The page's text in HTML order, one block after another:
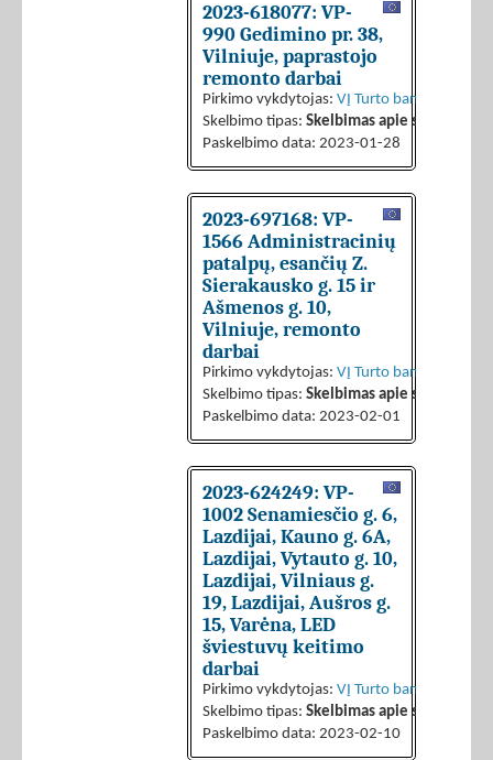
2023-618077: VP-
990 Gedimino pr. 38,
Vilniuje, paprastojo
remonto darbai
Pirkimo vykdytojas: VĮ Turto bankas
Skelbimo tipas: Skelbimas apie sutarties
Paskelbimo data: 2023-01-28
2023-697168: VP-
1566 Administracinių
patalpų, esančių Z.
Sierakausko g. 15 ir
Ašmenos g. 10,
Vilniuje, remonto
darbai
Pirkimo vykdytojas: VĮ Turto bankas
Skelbimo tipas: Skelbimas apie sutarties
Paskelbimo data: 2023-02-01
2023-624249: VP-
1002 Senamiesčio g. 6,
Lazdijai, Kauno g. 6A,
Lazdijai, Vytauto g. 10,
Lazdijai, Vilniaus g.
19, Lazdijai, Aušros g.
15, Varėna, LED
šviestuvų keitimo
darbai
Pirkimo vykdytojas: VĮ Turto bankas
Skelbimo tipas: Skelbimas apie sutarties
Paskelbimo data: 2023-02-10